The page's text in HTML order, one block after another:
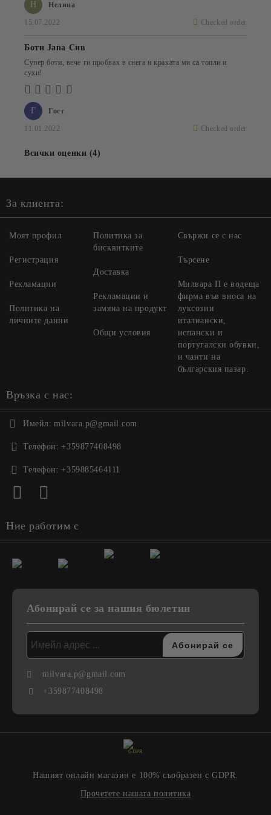
Н Нелина
15.07.2022 Checked order
Г Гост
11.01.2022 Checked order
Боти Jana Сив
Супер боти, вече ги пробвах в снега и краката ми са топли и
сухи!
Всички оценки (4)
За клиента:
Моят профил
Регистрация
Рекламации
Политика на
личните данни
Политика за
бисквитките
Доставка
Рекламации и
замяна на продукт
Общи условия
Свържи се с нас
Търсене
Милвара П е водеща
фирма във вноса на
луксозни
италиански,
испански и
португалски обувки,
и чанти на
българския пазар.
Връзка с нас:
Имейл: milvara.p@gmail.com
Телефон: +359877408498
Телефон: +359885464111
Ние работим с
Абонирай се за нашия бюлетин
milvara.p@gmail.com
+359877408498
GDPR
Нашият онлайн магазин е 100% съобразен с GDPR.
Прочетете нашата политика